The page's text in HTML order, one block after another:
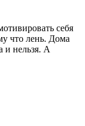
себя
что лень. Дома
и нельзя. А